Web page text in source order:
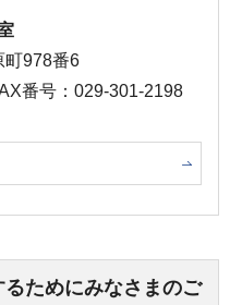
町978番6
番号：029-301-2198
ためにみなさまのご